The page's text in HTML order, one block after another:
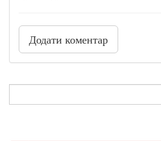
Додати коментар